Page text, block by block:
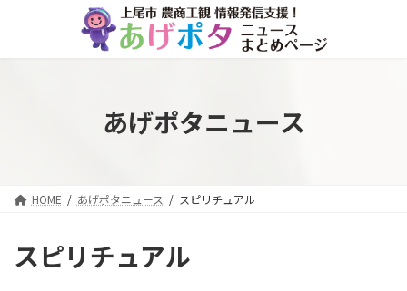
ン
ー
あげポタニュース
HOME あげポタニュース スピリチュアル
スピリチュアル